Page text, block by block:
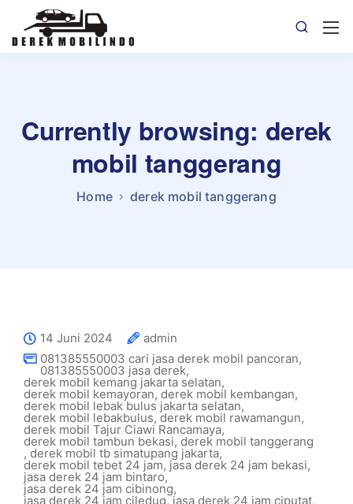
Currently browsing: derek
mobil tanggerang
Home derek mobil tanggerang
14 Juni 2024
admin
081385550003 cari jasa derek mobil pancoran,
081385550003 jasa derek,
derek mobil kemang jakarta selatan,
derek mobil kemayoran, derek mobil kembangan,
derek mobil lebak bulus jakarta selatan,
derek mobil lebakbulus,derek mobil rawamangun,
derek mobil Tajur Ciawi Rancamaya,
derek mobil tambun bekasi, derek mobil tanggerang
, derek mobil tb simatupang jakarta,
derek mobil tebet 24 jam, jasa derek 24 jam bekasi,
jasa derek 24 jam bintaro,
jasa derek 24 jam cibinong,
jasa derek 24 jam ciledug,jasa derek 24 jam ciputat,